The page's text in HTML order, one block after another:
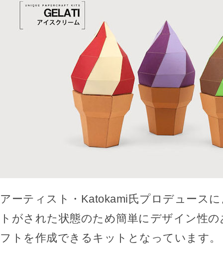
アーティスト・Katokami氏プロデュース
トがされた状態のため簡単にデザイン性
フトを作成できるキットとなっています。